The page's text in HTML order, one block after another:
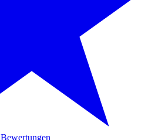
Bewertungen